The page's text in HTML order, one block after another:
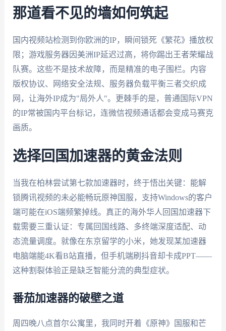
那道看不见的墙如何筑起
国内视频站检测到你欧洲的IP，瞬间锁死《繁花》播放权
限；游戏服务器因美洲IP延迟过高，将你踢出王者荣耀战
队赛。这些不是技术故障，而是精准的电子围栏。内容
版权协议、网络安全法规、服务器负载平衡三者交织成
网，让海外IP成为"局外人"。更棘手的是，普通国际VPN
的IP常被国内平台标记，连微信视频通话都会变成马赛克
画质。
选择回国加速器的黄金法则
当我在柏林尝试第七款加速器时，终于悟出关键：能解
锁腾讯视频的未必能畅玩原神国服，支持Windows的客户
端可能在iOS端频繁掉线。真正的海外华人回国加速器下
载需要三重认证：专属回国线路、多终端深度适配、动
态流量调度。就像在东京留学的小米，她发现某加速器
电脑端能4K看B站直播，但手机端刷抖音却卡成PPT——
这种割裂体验正是缺乏智能分流的典型症状。
番茄加速器的破壁之道
周四晚八点首尔公寓里，我同时开着《原神》国服和芒